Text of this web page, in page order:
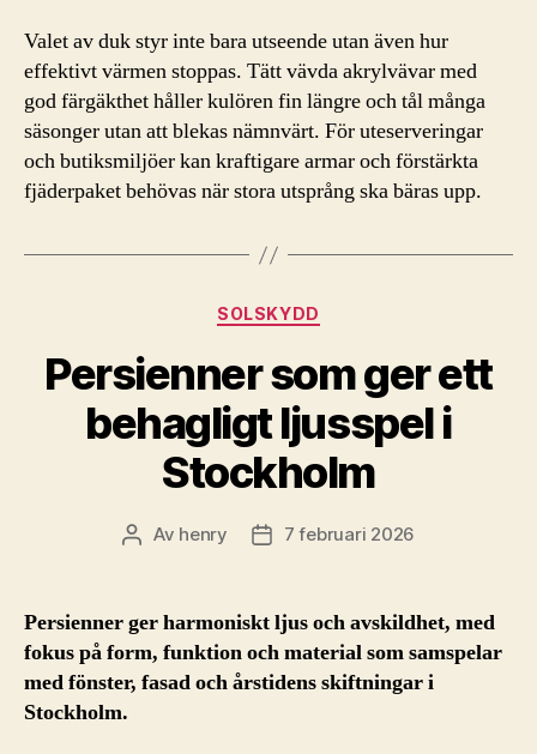
Valet av duk styr inte bara utseende utan även hur
effektivt värmen stoppas. Tätt vävda akrylvävar med
god färgäkthet håller kulören fin längre och tål många
säsonger utan att blekas nämnvärt. För uteserveringar
och butiksmiljöer kan kraftigare armar och förstärkta
fjäderpaket behövas när stora utsprång ska bäras upp.
Kategorier
SOLSKYDD
Persienner som ger ett
behagligt ljusspel i
Stockholm
Inläggsförfattare
Av henry Inläggsdatum
7 februari 2026
Persienner ger harmoniskt ljus och avskildhet, med
fokus på form, funktion och material som samspelar
med fönster, fasad och årstidens skiftningar i
Stockholm.